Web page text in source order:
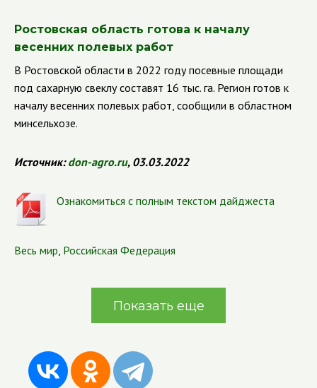
Ростовская область готова к началу
весенних полевых работ
В Ростовской области в 2022 году посевные площади
под сахарную свеклу составят 16 тыс. га. Регион готов к
началу весенних полевых работ, сообщили в областном
минсельхозе.
Источник:don-agro.ru, 03.03.2022
Ознакомиться с полным текстом дайджеста
Весь мир, Российская Федерация
Показать еще